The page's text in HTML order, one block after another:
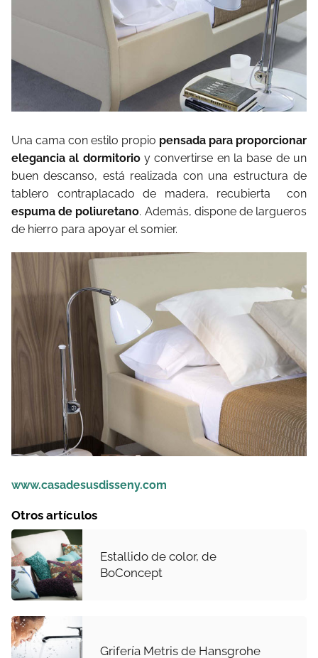
Una cama con estilo propio pensada para proporcionar
elegancia al dormitorioy convertirse en la base de un
buen descanso, está realizada con una estructura de
tablero contraplacado de madera, recubierta con
espuma de poliuretano. Además, dispone de largueros
de hierro para apoyar el somier.
www.casadesusdisseny.com
Otros artículos
Estallido de color, de
BoConcept
Grifería Metris de Hansgrohe